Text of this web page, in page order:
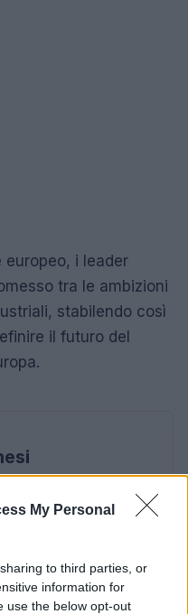
My Personal
to third parties, or
information for
use the below opt-out
i leader
tra le ambizioni
stabilendo così
il futuro del
di Firenze,
basata
rioni fiorentini nella sua